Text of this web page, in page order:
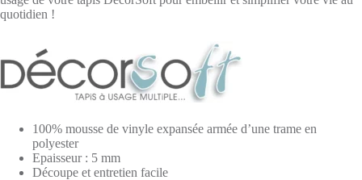
quotidien !
100% mousse de vinyle expansée armée d’une trame en
polyester
Epaisseur : 5 mm
Découpe et entretien facile